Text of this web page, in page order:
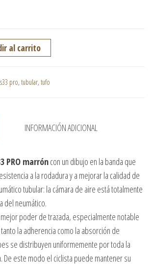
Pro marrón 24 mm. cantidad
al carrito
s33 pro, tubular, tufo
INFORMACIÓN ADICIONAL
PRO marróncon un dibujo en la banda que
a la rodadura y a mejorar la calidad de
tubular: la cámara de aire está totalmente
del neumático.
poder de trazada, especialmente notable
la adherencia como la absorción de
se distribuyen uniformemente por toda la
De este modo el ciclista puede mantener su